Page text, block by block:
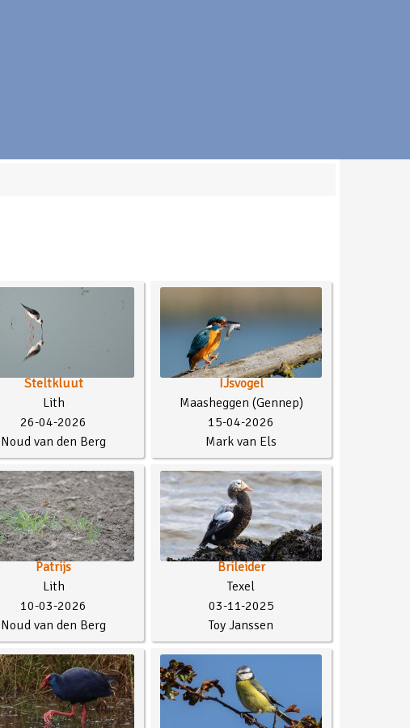
Steltkluut
Lith
26-04-2026
Noud van den Berg
IJsvogel
Maasheggen (Gennep)
15-04-2026
Mark van Els
Patrijs
Lith
10-03-2026
Noud van den Berg
Brileider
Texel
03-11-2025
Toy Janssen